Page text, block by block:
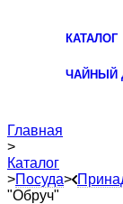
КАТАЛОГ
ЧАЙНЫЙ
Главная
>
Каталог
>Посуда>
"Обруч"